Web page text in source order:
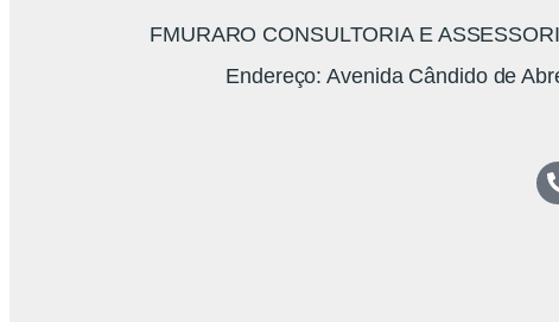
FMURARO CONSULTORIA E
Endereço: Avenida Cândido de